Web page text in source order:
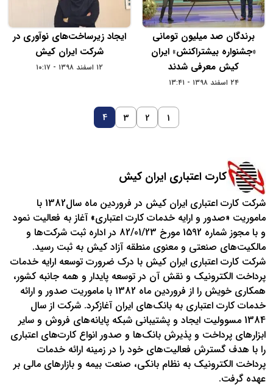
برندگان صد میلیون تومانی
«جشنواره بیشتراکنش» ایران
کیش معرفی شدند
۲۴ اسفند ۱۳۹۸ - ۱۳:۴۱
ایجاد زیرساخت‌های نوآوری در
شرکت ایران کیش
۱۲ اسفند ۱۳۹۸ - ۱۰:۱۷
1
2
3
4
کارت اعتباری ایران کیش
شرکت کارت اعتباری ایران کیش در فروردین ماه سال1382 با
ماموریت «صدور و ارايه خدمات کارت اعتباری» آغاز به فعالیت نمود
و با مجوز شماره 1592 مورخ 82/01/23 در اداره ثبت شرکت‌ها و
مالکیت‌های صنعتی و معنوی منطقه آزاد کیش به ثبت رسید.
شركت كارت اعتباري ایران کیش با درک ضرورت توسعه ارايه خدمات
پرداخت الکترونیک و نقش آن در توسعه پایدار و همه جانبه کشور،
همکاری خویش را از فروردین ماه 1382 با ماموریت صدور و ارائه
خدمات کارت اعتباری به بانک‌های ایران آغازکرد. شرکت از سال
1384 مسوولیت ایجاد و پشتیبانی شبکه پایانه‌های فروش و سایر
ابزارهای پرداخت و پذیرش بانک‌ها و صدور انواع کارت‌های اعتباری
را با هدف گسترش فعالیت‌های خود را در زمینه ارائه خدمات
پرداخت الکترونیک به نظام بانکی، صنعت بیمه و بازارهای مالی بر
عهده گرفت.